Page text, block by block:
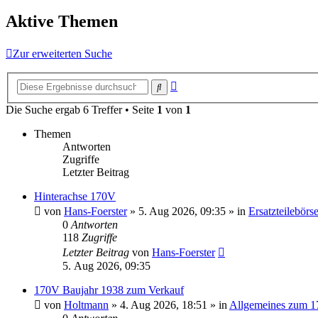
Aktive Themen
Zur erweiterten Suche
Suche
Die Suche ergab 6 Treffer • Seite 1 von 1
Themen
Antworten
Zugriffe
Letzter Beitrag
Hinterachse 170V
von Hans-Foerster» 5. Aug 2026, 09:35 » in Ersatzteilebörse
0 Antworten
118 Zugriffe
Letzter Beitrag von Hans-Foerster
5. Aug 2026, 09:35
170V Baujahr 1938 zum Verkauf
von Holtmann » 4. Aug 2026, 18:51 » in Allgemeines zum